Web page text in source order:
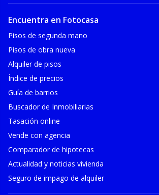
Encuentra en Fotocasa
Pisos de segunda mano
Pisos de obra nueva
Alquiler de pisos
Índice de precios
Guía de barrios
Buscador de Inmobiliarias
Tasación online
Vende con agencia
Comparador de hipotecas
Actualidad y noticias vivienda
Seguro de impago de alquiler